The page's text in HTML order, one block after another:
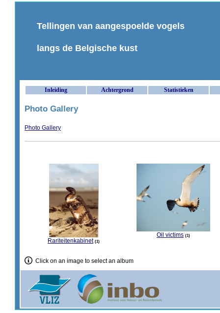
Tellingen van aangespoelde vogels
langs de Belgische kust
Inleiding Achtergrond Statistieken
Photo Gallery
Photo Gallery
Rariteitenkabinet 1
Oil victims 1
Click on an image to select an album